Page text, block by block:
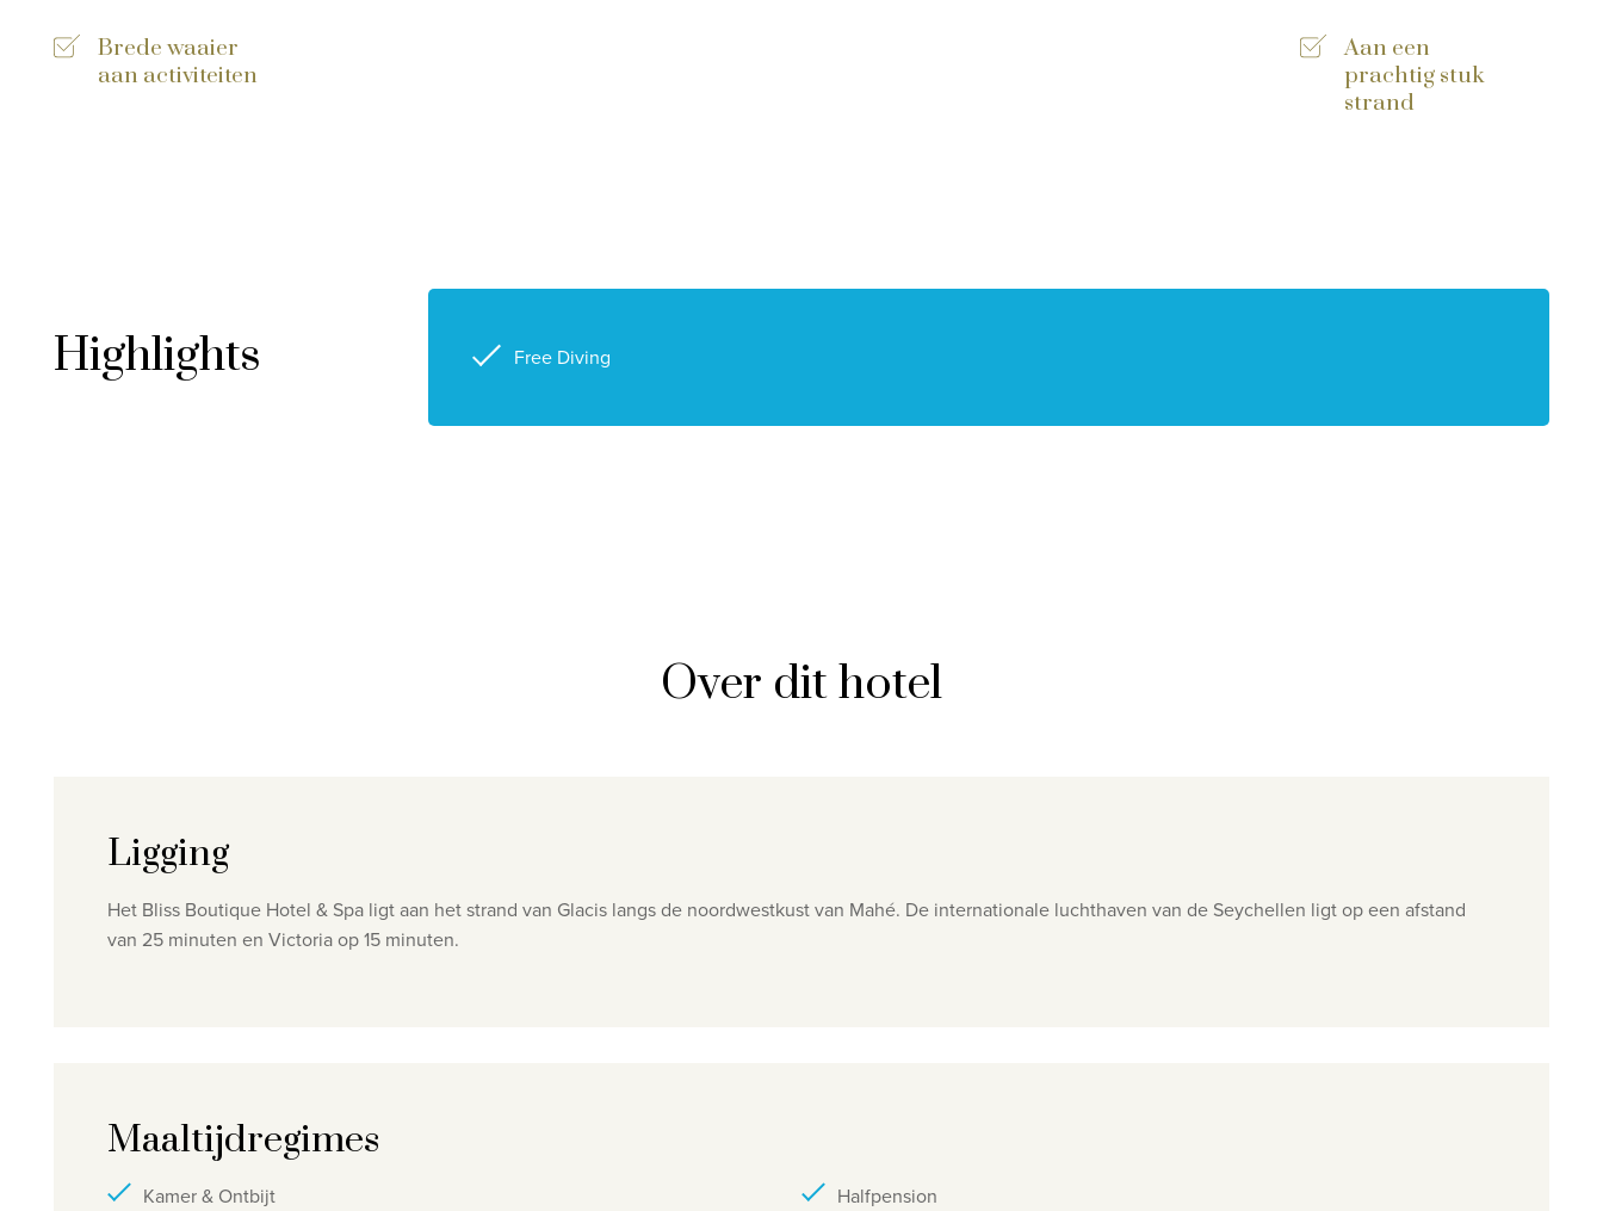
Brede waaier
aan activiteiten
Aan een
prachtig stuk
strand
Highlights Free Diving
Over dit hotel
Ligging
Het Bliss Boutique Hotel & Spa ligt aan het strand van Glacis langs de noordwestkust van Mahé. De internationale luchthaven van de Seychellen ligt op een afstand
van 25 minuten en Victoria op 15 minuten.
Maaltijdregimes
Kamer & Ontbijt Halfpension